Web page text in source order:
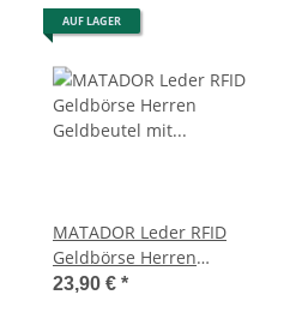
AUF LAGER
MATADOR Leder RFID
Geldbörse Herren
Geldbeutel mit
23,90 € *